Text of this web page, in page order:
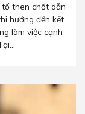
tố then chốt dẫn
hướng đến kết
làm việc cạnh